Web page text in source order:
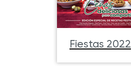
Fiestas 2022